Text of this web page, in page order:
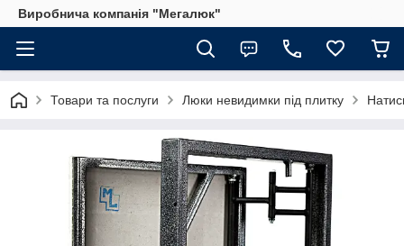
Виробнича компанія "Мегалюк"
Товари та послуги Люки невидимки під плитку